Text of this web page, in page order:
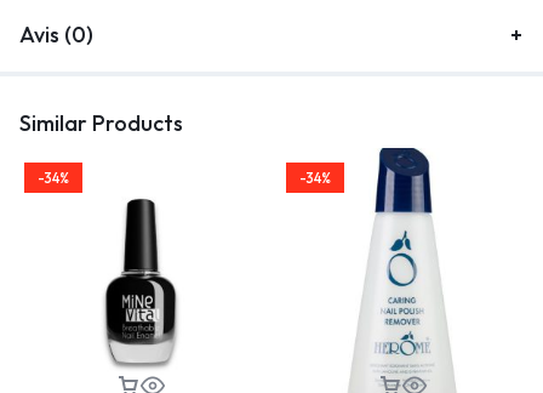
Avis (0)
Similar Products
-34% -34%